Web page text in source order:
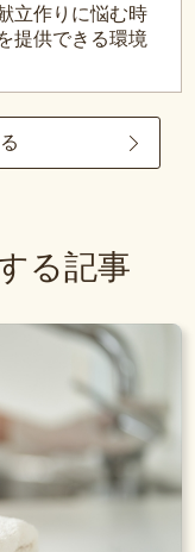
立作りに悩む時
提供できる環境
る記事